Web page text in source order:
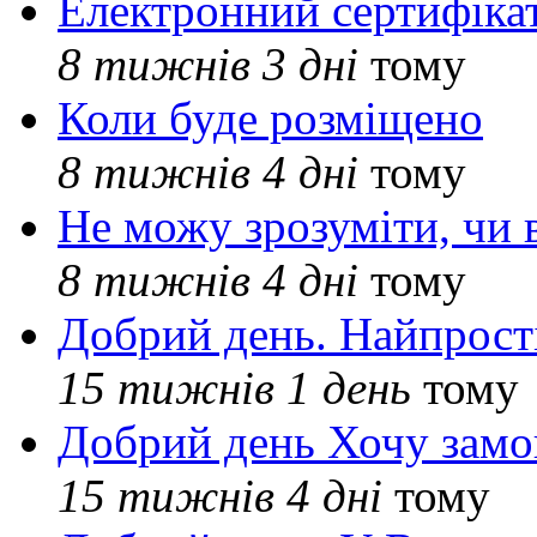
8 тижнів 3 дні тому
Коли буде розміщено
8 тижнів 4 дні тому
Не можу зрозуміти, чи
8 тижнів 4 дні тому
Добрий день.
15 тижнів 1 день тому
Добрий день Хочу
15 тижнів 4 дні тому